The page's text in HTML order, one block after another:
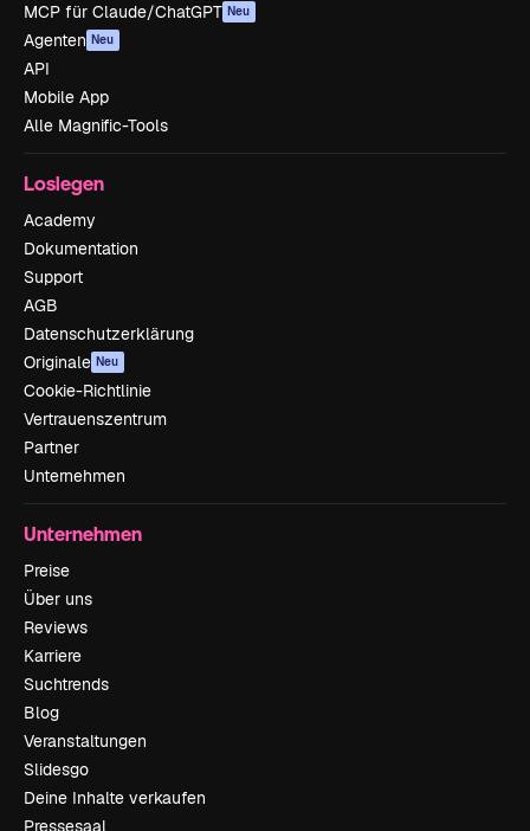
MCP für Claude/ChatGPT Neu
Agenten Neu
API
Mobile App
Alle Magnific-Tools
Loslegen
Academy
Dokumentation
Support
AGB
Datenschutzerklärung
Originale Neu
Cookie-Richtlinie
Vertrauenszentrum
Partner
Unternehmen
Unternehmen
Preise
Über uns
Reviews
Karriere
Suchtrends
Blog
Veranstaltungen
Slidesgo
Deine Inhalte verkaufen
Pressesaal